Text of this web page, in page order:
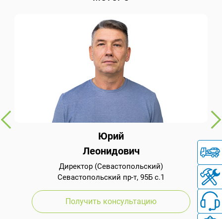
Юрий
Леонидович
Директор (Севастопольский)
Севастопольский пр-т, 95Б с.1
Получить консультацию